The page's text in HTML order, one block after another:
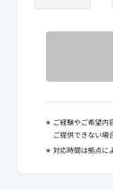
※ ご経験やご希望内
ご提供できない場
※ 対応時間は拠点に